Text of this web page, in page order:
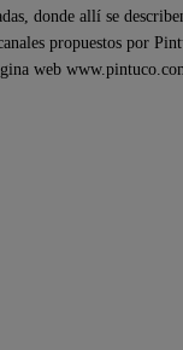
donde allí se
propuestos por
web